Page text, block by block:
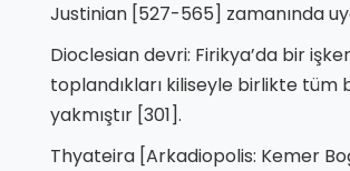
Justinian [527-565] zamanında
Dioclesian devri: Firikya’da bir
toplandıkları kiliseyle birlikte tüm
yakmıştır [301].
Thyateira [Arkadiopolis: Kemer